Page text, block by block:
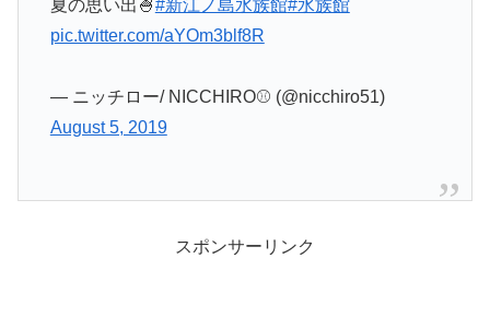
夏の思い出🍧#新江ノ島水族館#水族館
pic.twitter.com/aYOm3blf8R
— ニッチロー/ NICCHIRO⚾️ (@nicchiro51)
August 5, 2019
スポンサーリンク